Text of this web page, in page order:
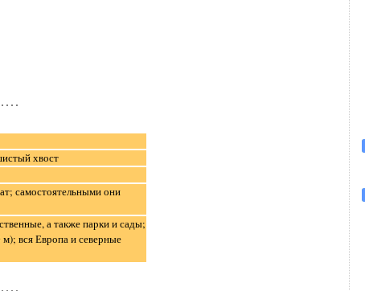
хвост
самостоятельными они
а также парки и сады;
вся Европа и северные